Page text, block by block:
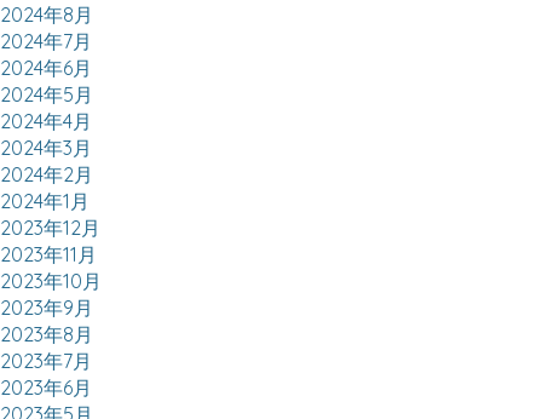
2024年8月
2024年7月
2024年6月
2024年5月
2024年4月
2024年3月
2024年2月
2024年1月
2023年12月
2023年11月
2023年10月
2023年9月
2023年8月
2023年7月
2023年6月
2023年5月